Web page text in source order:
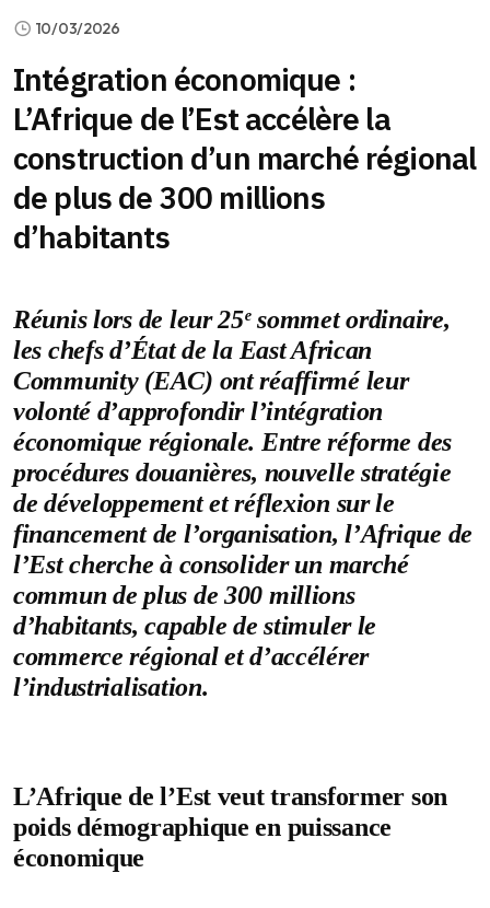
10/03/2026
Intégration économique :
L’Afrique de l’Est accélère la
construction d’un marché régional
de plus de 300 millions
d’habitants
Réunis lors de leur 25ᵉ sommet ordinaire,
les chefs d’État de la East African
Community (EAC) ont réaffirmé leur
volonté d’approfondir l’intégration
économique régionale. Entre réforme des
procédures douanières, nouvelle stratégie
de développement et réflexion sur le
financement de l’organisation, l’Afrique de
l’Est cherche à consolider un marché
commun de plus de 300 millions
d’habitants, capable de stimuler le
commerce régional et d’accélérer
l’industrialisation.
L’Afrique de l’Est veut transformer son
poids démographique en puissance
économique